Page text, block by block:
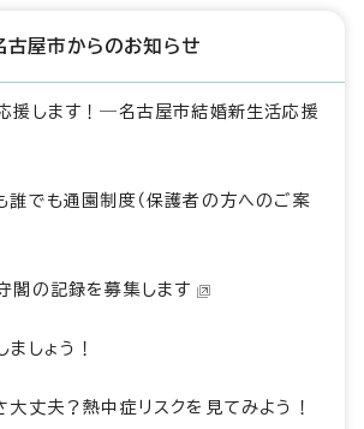
古屋市からのお知らせ
援します！―名古屋市結婚新生活応援
誰でも通園制度（保護者の方へのご案
閣の記録を募集します
しょう！
大丈夫？熱中症リスクを見てみよう！